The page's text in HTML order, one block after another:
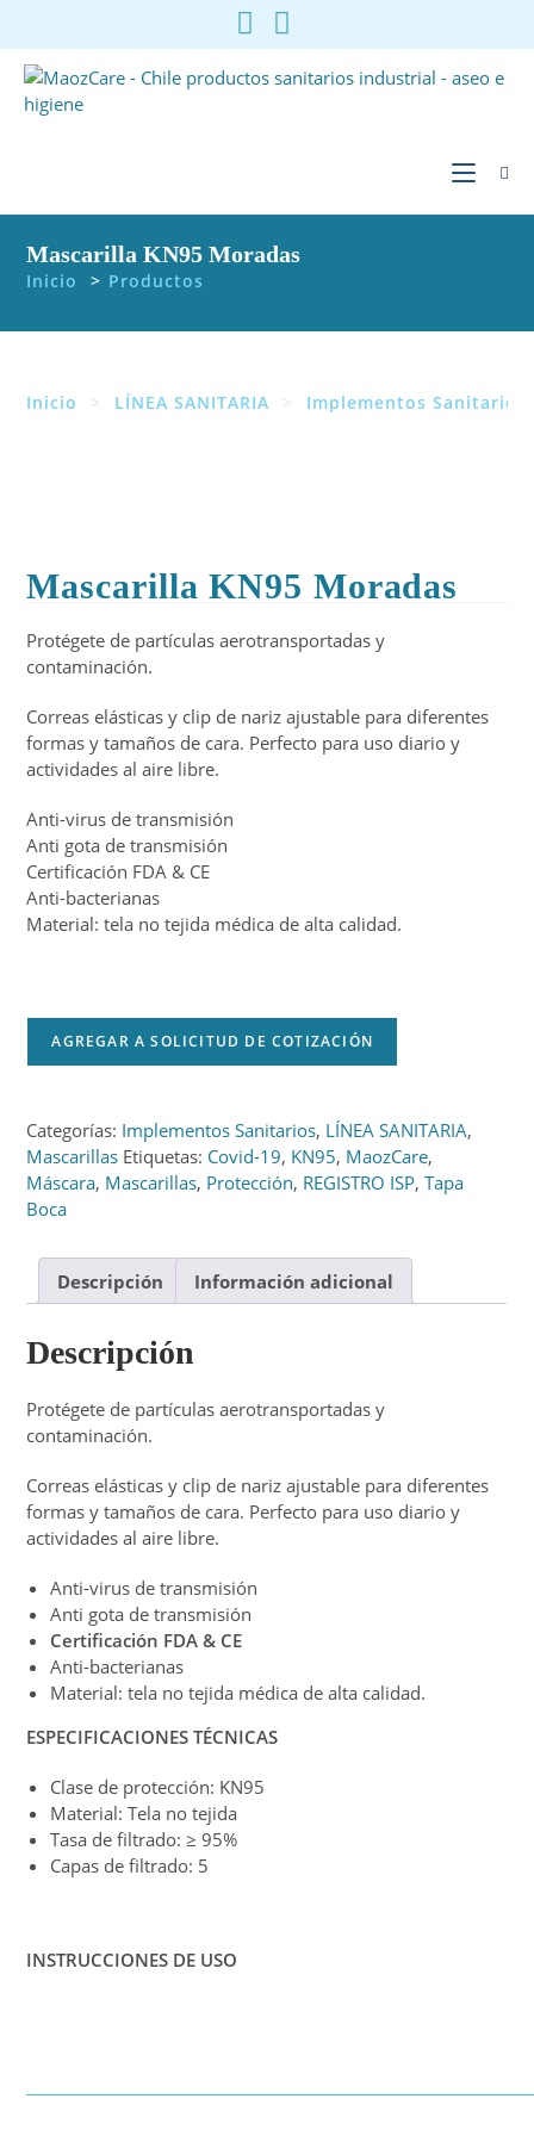
contenido
Mascarilla KN95 Moradas
Inicio > Productos
Inicio LÍNEA SANITARIA Implementos Sanitarios
Mascarilla KN95 Moradas
Protégete de partículas aerotransportadas y
contaminación.
Correas elásticas y clip de nariz ajustable para diferentes
formas y tamaños de cara. Perfecto para uso diario y
actividades al aire libre.
Anti-virus de transmisión
Anti gota de transmisión
Certificación FDA & CE
Anti-bacterianas
Material: tela no tejida médica de alta calidad.
AGREGAR A SOLICITUD DE COTIZACIÓN
Categorías: Implementos Sanitarios, LÍNEA SANITARIA,
Mascarillas Etiquetas: Covid-19, KN95, MaozCare,
Máscara, Mascarillas, Protección, REGISTRO ISP,Tapa
Boca
Descripción Información adicional
Descripción
Protégete de partículas aerotransportadas y
contaminación.
Correas elásticas y clip de nariz ajustable para diferentes
formas y tamaños de cara. Perfecto para uso diario y
actividades al aire libre.
Anti-virus de transmisión
Anti gota de transmisión
Certificación FDA & CE
Anti-bacterianas
Material: tela no tejida médica de alta calidad.
ESPECIFICACIONES TÉCNICAS
Clase de protección: KN95
Material: Tela no tejida
Tasa de filtrado: ≥ 95%
Capas de filtrado: 5
INSTRUCCIONES DE USO